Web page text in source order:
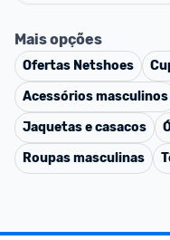
Mais opções
Ofertas Netshoes
Acessórios masculinos
Jaquetas e casacos
Roupas masculinas